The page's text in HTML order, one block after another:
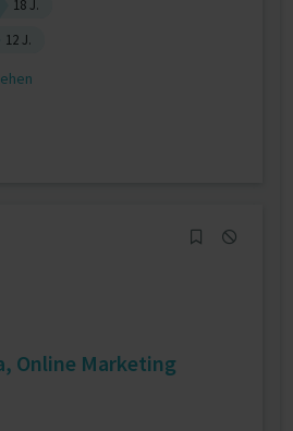
18 J.
12 J.
Online Marketing